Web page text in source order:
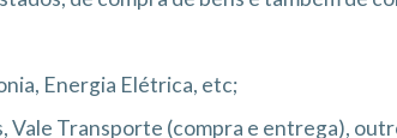
Energia Elétrica, etc;
Vale Transporte (compra e entrega),